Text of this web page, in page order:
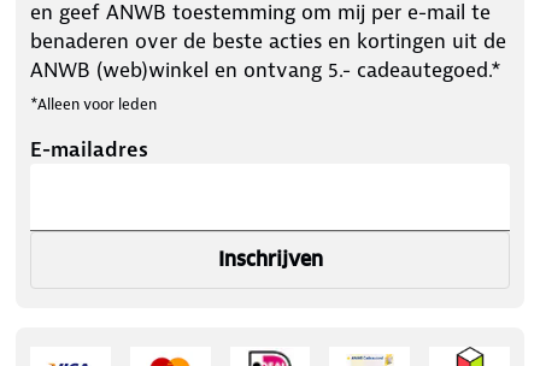
en geef ANWB toestemming om mij per e-mail te
benaderen over de beste acties en kortingen uit de
ANWB (web)winkel en ontvang 5.- cadeautegoed.*
*Alleen voor leden
E-mailadres
Inschrijven